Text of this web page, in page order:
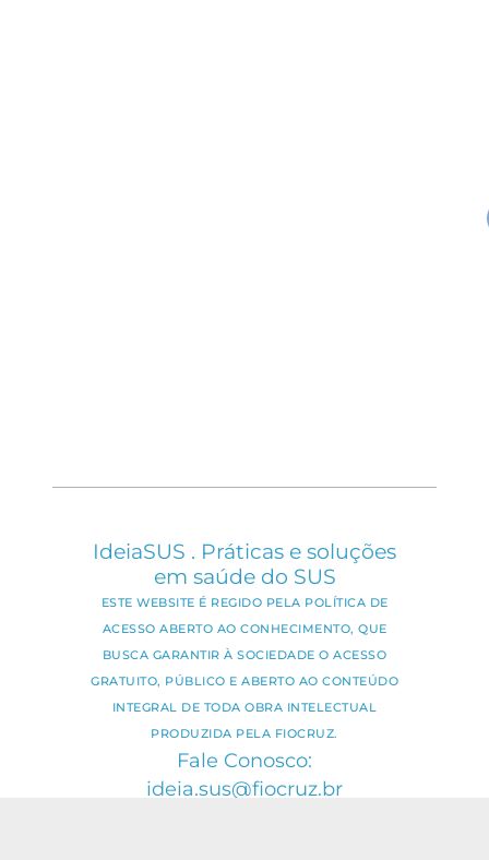
IdeiaSUS . Práticas e soluções
em saúde do SUS
ESTE WEBSITE É REGIDO PELA POLÍTICA DE
ACESSO ABERTO AO CONHECIMENTO, QUE
BUSCA GARANTIR À SOCIEDADE O ACESSO
GRATUITO, PÚBLICO E ABERTO AO CONTEÚDO
INTEGRAL DE TODA OBRA INTELECTUAL
PRODUZIDA PELA FIOCRUZ.
Fale Conosco:
ideia.sus@fiocruz.br